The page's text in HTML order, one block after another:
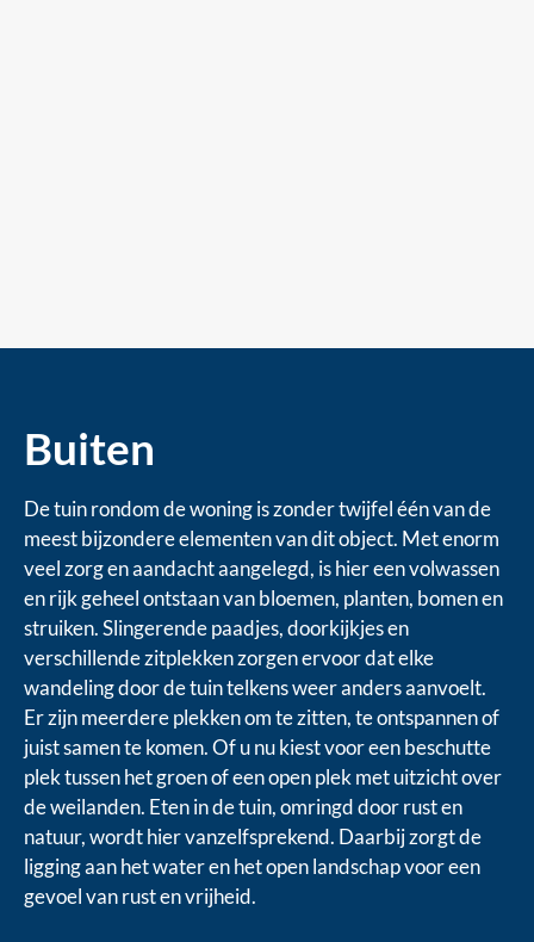
Buiten
De tuin rondom de woning is zonder twijfel één van de
meest bijzondere elementen van dit object. Met enorm
veel zorg en aandacht aangelegd, is hier een volwassen
en rijk geheel ontstaan van bloemen, planten, bomen en
struiken. Slingerende paadjes, doorkijkjes en
verschillende zitplekken zorgen ervoor dat elke
wandeling door de tuin telkens weer anders aanvoelt.
Er zijn meerdere plekken om te zitten, te ontspannen of
juist samen te komen. Of u nu kiest voor een beschutte
plek tussen het groen of een open plek met uitzicht over
de weilanden. Eten in de tuin, omringd door rust en
natuur, wordt hier vanzelfsprekend. Daarbij zorgt de
ligging aan het water en het open landschap voor een
gevoel van rust en vrijheid.